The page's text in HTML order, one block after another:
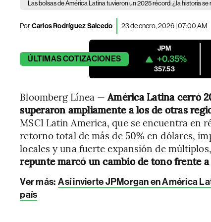
Las bolsas de América Latina tuvieron un 2025 récord: ¿la historia se
PorCarlos Rodríguez Salcedo 23 de enero, 2026 | 07:00 AM
ÚLTIMASCOTIZACIONES
JPM
+0.35%
357.53
Bloomberg Línea —América Latina cerró
superaron ampliamente a los de otras
MSCI Latin America, que se encuentra en
retorno total de más de 50% en dólares,
locales y una fuerte expansión de
repunte marcó un cambio de tono frente
Ver más: Así invierte JPMorgan en América
país